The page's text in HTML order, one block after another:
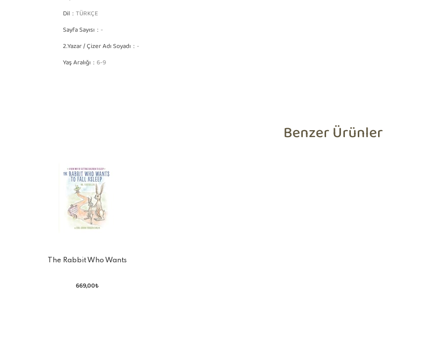
Dil TÜRKÇE
Sayfa Sayısı -
2.Yazar / Çizer Adı Soyadı -
Yaş Aralığı 6-9
Benzer Ürünler
The Rabbit Who Wants
669,00₺